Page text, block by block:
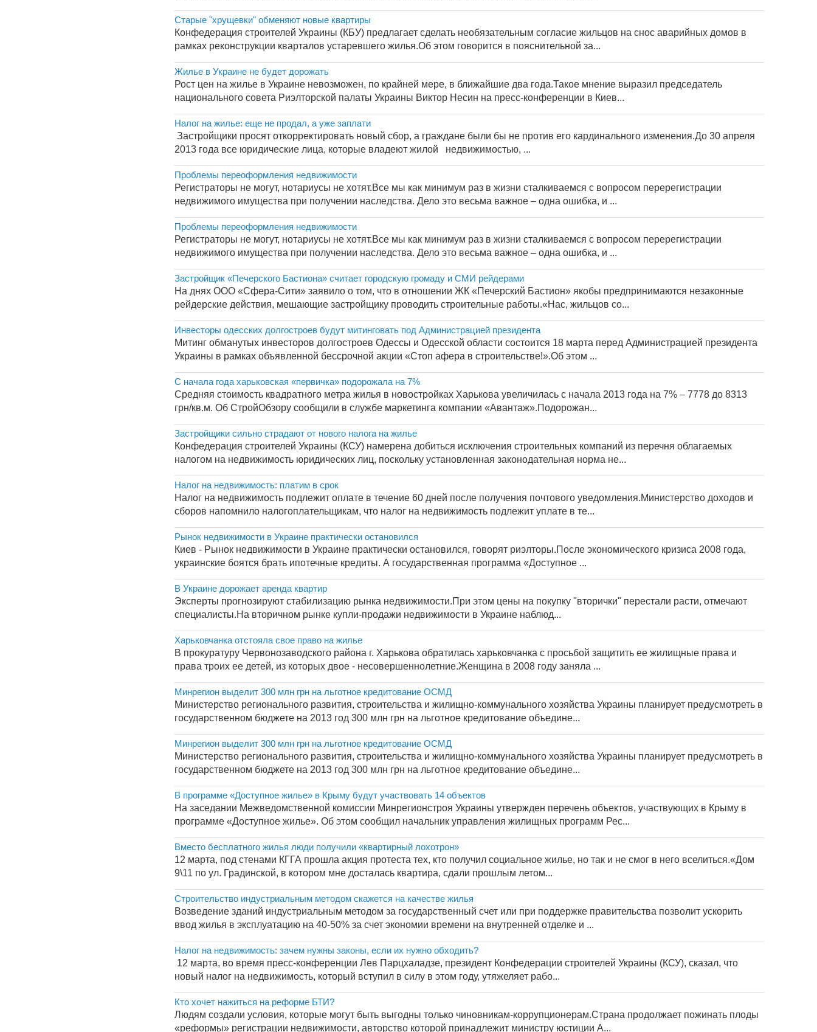
Старые "хрущевки" обменяют новые квартиры
Конфедерация строителей Украины (КБУ) предлагает сделать необязательным согласие жильцов на снос аварийных домов в
рамках реконструкции кварталов устаревшего жилья.Об этом говорится в пояснительной за...
Жилье в Украине не будет дорожать
Рост цен на жилье в Украине невозможен, по крайней мере, в ближайшие два года.Такое мнение выразил председатель
национального совета Риэлторской палаты Украины Виктор Несин на пресс-конференции в Киев...
Налог на жилье: еще не продал, а уже заплати
Застройщики просят откорректировать новый сбор, а граждане были бы не против его кардинального изменения.До 30 апреля
2013 года все юридические лица, которые владеют жилой недвижимостью, ...
Проблемы переоформления недвижимости
Регистраторы не могут, нотариусы не хотят.Все мы как минимум раз в жизни сталкиваемся с вопросом перерегистрации
недвижимого имущества при получении наследства. Дело это весьма важное – одна ошибка, и ...
Проблемы переоформления недвижимости
Регистраторы не могут, нотариусы не хотят.Все мы как минимум раз в жизни сталкиваемся с вопросом перерегистрации
недвижимого имущества при получении наследства. Дело это весьма важное – одна ошибка, и ...
Застройщик «Печерского Бастиона» считает городскую громаду и СМИ рейдерами
На днях ООО «Сфера-Сити» заявило о том, что в отношении ЖК «Печерский Бастион» якобы предпринимаются незаконные
рейдерские действия, мешающие застройщику проводить строительные работы.«Нас, жильцов со...
Инвесторы одесских долгостроев будут митинговать под Администрацией президента
Митинг обманутых инвесторов долгостроев Одессы и Одесской области состоится 18 марта перед Администрацией президента
Украины в рамках объявленной бессрочной акции «Стоп афера в строительстве!».Об этом ...
С начала года харьковская «первичка» подорожала на 7%
Средняя стоимость квадратного метра жилья в новостройках Харькова увеличилась с начала 2013 года на 7% – 7778 до 8313
грн/кв.м. Об СтройОбзору сообщили в службе маркетинга компании «Авантаж».Подорожан...
Застройщики сильно страдают от нового налога на жилье
Конфедерация строителей Украины (КСУ) намерена добиться исключения строительных компаний из перечня облагаемых
налогом на недвижимость юридических лиц, поскольку установленная законодательная норма не...
Налог на недвижимость: платим в срок
Налог на недвижимость подлежит оплате в течение 60 дней после получения почтового уведомления.Министерство доходов и
сборов напомнило налогоплательщикам, что налог на недвижимость подлежит уплате в те...
Рынок недвижимости в Украине практически остановился
Киев - Рынок недвижимости в Украине практически остановился, говорят риэлторы.После экономического кризиса 2008 года,
украинские боятся брать ипотечные кредиты. А государственная программа «Доступное ...
В Украине дорожает аренда квартир
Эксперты прогнозируют стабилизацию рынка недвижимости.При этом цены на покупку "вторички" перестали расти, отмечают
специалисты.На вторичном рынке купли-продажи недвижимости в Украине наблюд...
Харьковчанка отстояла свое право на жилье
В прокуратуру Червонозаводского района г. Харькова обратилась харьковчанка с просьбой защитить ее жилищные права и
права троих ее детей, из которых двое - несовершеннолетние.Женщина в 2008 году заняла ...
Минрегион выделит 300 млн грн на льготное кредитование ОСМД
Министерство регионального развития, строительства и жилищно-коммунального хозяйства Украины планирует предусмотреть в
государственном бюджете на 2013 год 300 млн грн на льготное кредитование объедине...
Минрегион выделит 300 млн грн на льготное кредитование ОСМД
Министерство регионального развития, строительства и жилищно-коммунального хозяйства Украины планирует предусмотреть в
государственном бюджете на 2013 год 300 млн грн на льготное кредитование объедине...
В программе «Доступное жилье» в Крыму будут участвовать 14 объектов
На заседании Межведомственной комиссии Минрегионстроя Украины утвержден перечень объектов, участвующих в Крыму в
программе «Доступное жилье». Об этом сообщил начальник управления жилищных программ Рес...
Вместо бесплатного жилья люди получили «квартирный лохотрон»
12 марта, под стенами КГГА прошла акция протеста тех, кто получил социальное жилье, но так и не смог в него вселиться.«Дом
9\11 по ул. Градинской, в котором мне досталась квартира, сдали прошлым летом...
Строительство индустриальным методом скажется на качестве жилья
Возведение зданий индустриальным методом за государственный счет или при поддержке правительства позволит ускорить
ввод жилья в эксплуатацию на 40-50% за счет экономии времени на внутренней отделке и ...
Налог на недвижимость: зачем нужны законы, если их нужно обходить?
12 марта, во время пресс-конференции Лев Парцхаладзе, президент Конфедерации строителей Украины (КСУ), сказал, что
новый налог на недвижимость, который вступил в силу в этом году, утяжеляет рабо...
Кто хочет нажиться на реформе БТИ?
Людям создали условия, которые могут быть выгодны только чиновникам-коррупционерам.Страна продолжает пожинать плоды
«реформы» регистрации недвижимости, авторство которой принадлежит министру юстиции А...